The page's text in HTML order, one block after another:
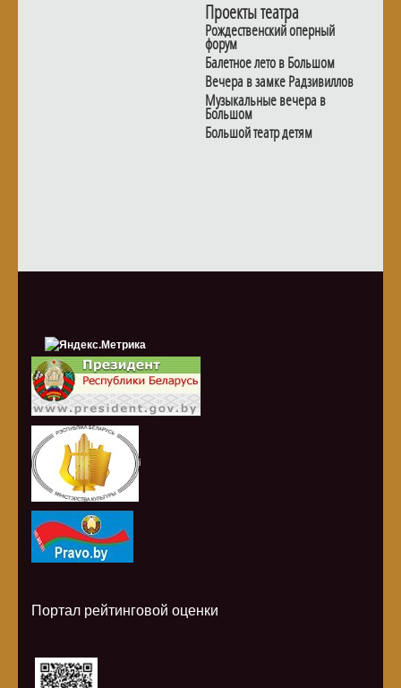
Проекты театра
Рождественский оперный
форум
Балетное лето в Большом
Вечера в замке Радзивиллов
Музыкальные вечера в
Большом
Большой театр детям
i
Портал рейтинговой оценки